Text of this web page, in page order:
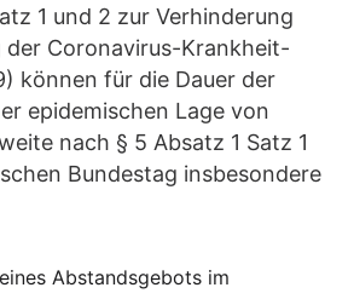
1 und 2 zur Verhinderung
der Coronavirus-Krankheit-
können für die Dauer der
epidemischen Lage von
nach § 5 Absatz 1 Satz 1
Bundestag insbesondere
Abstandsgebots im